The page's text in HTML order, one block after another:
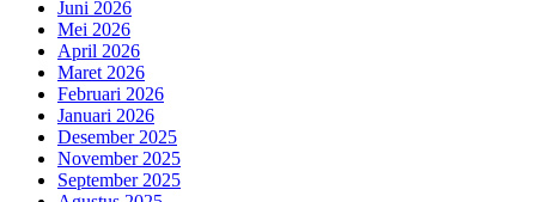
Juni 2026
Mei 2026
April 2026
Maret 2026
Februari 2026
Januari 2026
Desember 2025
November 2025
September 2025